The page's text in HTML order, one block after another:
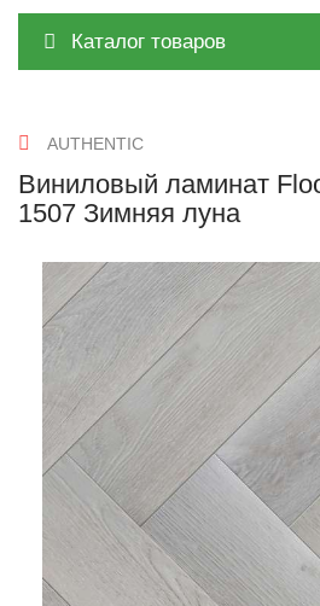
Каталог товаров
AUTHENTIC
Виниловый ламинат
1507 Зимняя луна